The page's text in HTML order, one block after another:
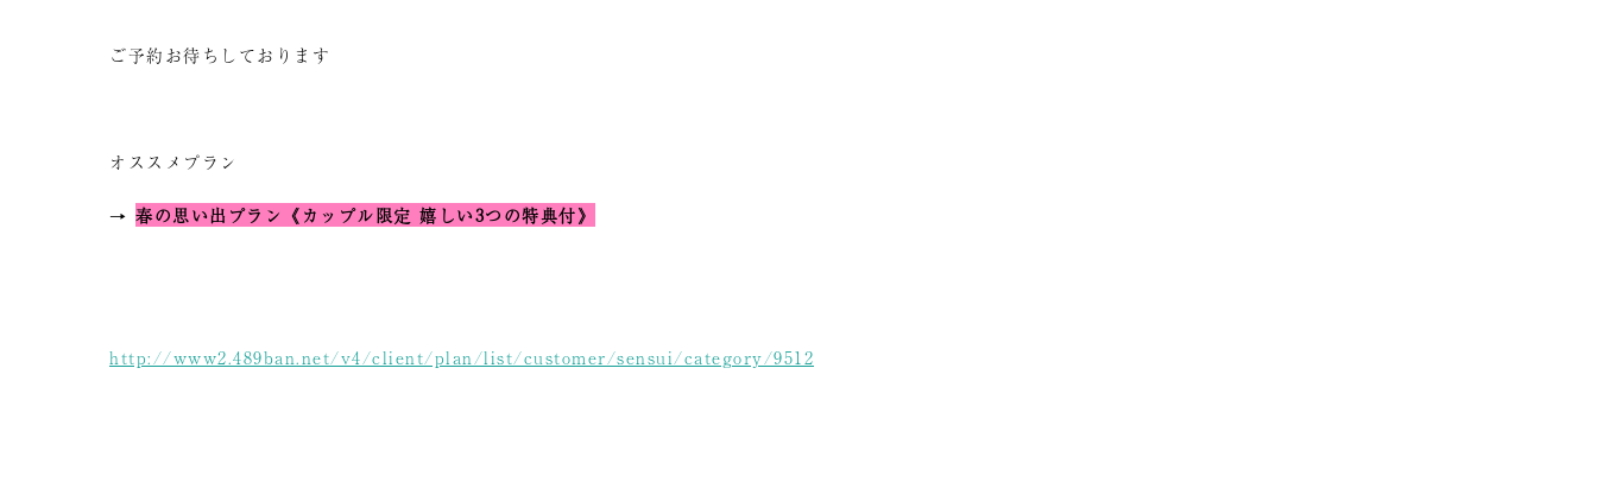
ご予約お待ちしております
オススメプラン
→ 春の思い出プラン《カップル限定 嬉しい3つの特典付》
http://www2.489ban.net/v4/client/plan/list/customer/sensui/category/9512